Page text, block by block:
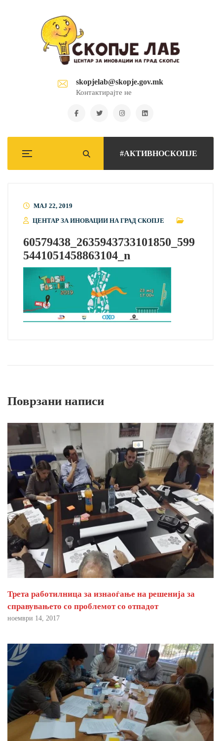
skopjelab@skopje.gov.mk
Контактирајте не
#АКТИВНОСКОПЈЕ
МАЈ 22, 2019
ЦЕНТАР ЗА ИНОВАЦИИ НА ГРАД СКОПЈЕ
60579438_2635943733101850_599
5441051458863104_n
Поврзани написи
Трета работилница за изнаоѓање на решенија за
справувањето со проблемот со отпадот
ноември 14, 2017